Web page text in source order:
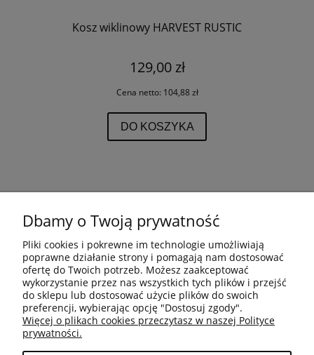
Kosz wiklinowy HARVEST RUSTIC
129,00 zł
Cena netto: 104,88 zł
DO KOSZYKA
REGULAMIN
ZWROTY
REKLAMACJE
Dbamy o Twoją prywatność
Pliki cookies i pokrewne im technologie umożliwiają
poprawne działanie strony i pomagają nam dostosować
ofertę do Twoich potrzeb. Możesz zaakceptować
wykorzystanie przez nas wszystkich tych plików i przejść
do sklepu lub dostosować użycie plików do swoich
preferencji, wybierając opcję "Dostosuj zgody".
Więcej o plikach cookies przeczytasz w naszej Polityce
prywatności.